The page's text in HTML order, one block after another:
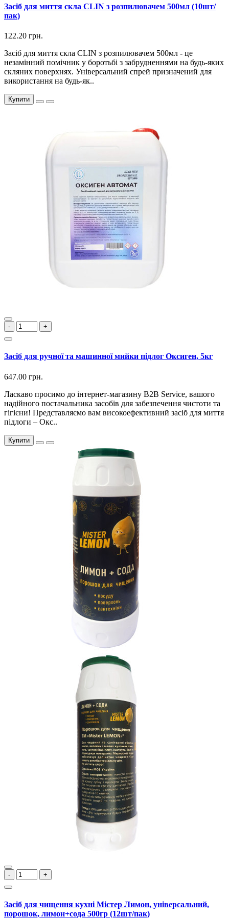
Засіб для миття скла CLIN з розпилювачем 500мл (10шт/
пак)
122.20 грн.
Засіб для миття скла CLIN з розпилювачем 500мл - це
незамінний помічник у боротьбі з забрудненнями на будь-яких
скляних поверхнях. Універсальний спрей призначений для
використання на будь-як..
Купити
- +
Засіб для ручної та машинної мийки підлог Оксиген, 5кг
647.00 грн.
Ласкаво просимо до інтернет-магазину B2B Service, вашого
надійного постачальника засобів для забезпечення чистоти та
гігієни! Представляємо вам високоефективний засіб для миття
підлоги – Окс..
Купити
- +
Засіб для чищення кухні Містер Лимон, універсальний,
порошок, лимон+сода 500гр (12шт/пак)